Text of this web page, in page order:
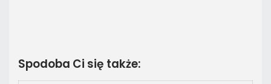
Spodoba Ci się także: